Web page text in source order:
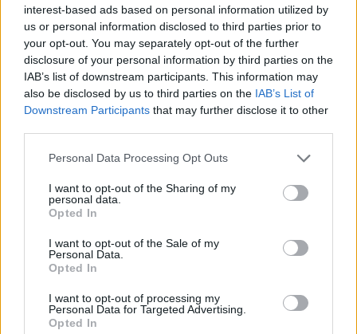
interest-based ads based on personal information utilized by
us or personal information disclosed to third parties prior to
your opt-out. You may separately opt-out of the further
disclosure of your personal information by third parties on the
IAB’s list of downstream participants. This information may
also be disclosed by us to third parties on the IAB’s List of
Downstream Participants that may further disclose it to other
Please note that this website/app uses one or more Google
not limited to your visit or usage behaviour. You may click to
grant or deny consent to Google and its third-party tags to
use your data for below specified purposes in below Google
consent section.
Personal Data Processing Opt Outs
I want to opt-out of the Sharing of my
personal data.
Opted In
I want to opt-out of the Sale of my
Personal Data.
Opted In
I want to opt-out of processing my
Personal Data for Targeted Advertising.
Opted In
Habonyék berágtak: jön az alkohol
szonda?
Lmagazin•2017. március 20.